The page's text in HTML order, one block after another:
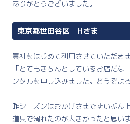
ありがとうございました。
東京都世田谷区 Hさま
貴社をはじめて利用させていただき
「とてもきちんとしているお店だな
ンタルを申し込みました。どうぞよ
昨シーズンはおかげさまでずいぶん
道具で滑れたのが大きかったと思い